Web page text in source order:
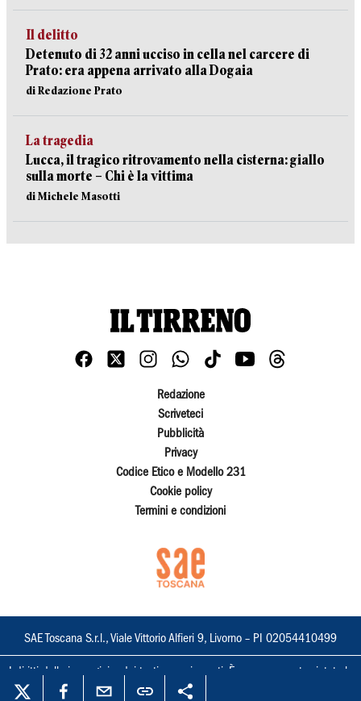
Il delitto
Detenuto di 32 anni ucciso in cella nel carcere di
Prato: era appena arrivato alla Dogaia
di Redazione Prato
La tragedia
Lucca, il tragico ritrovamento nella cisterna: giallo
sulla morte – Chi è la vittima
di Michele Masotti
Redazione
Scriveteci
Pubblicità
Privacy
Codice Etico e Modello 231
Cookie policy
Termini e condizioni
SAE Toscana S.r.l., Viale Vittorio Alfieri 9, Livorno – PI 02054410499
I diritti delle immagini e dei testi sono riservati. È espressamente vietata la
loro riproduzione con qualsiasi mezzo e l'adattamento totale o parziale.